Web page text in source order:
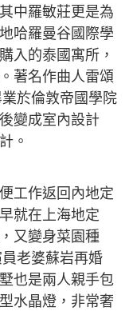
中羅敏莊更是為
哈羅曼谷國際學
入的泰國寓所，
著名作曲人雷頌
於倫敦帝國學院
變成室內設計
。
工作返回內地定
就在上海地定
又變身菜園種
老婆蘇岩再婚
也是兩人親手包
水晶燈，非常奢